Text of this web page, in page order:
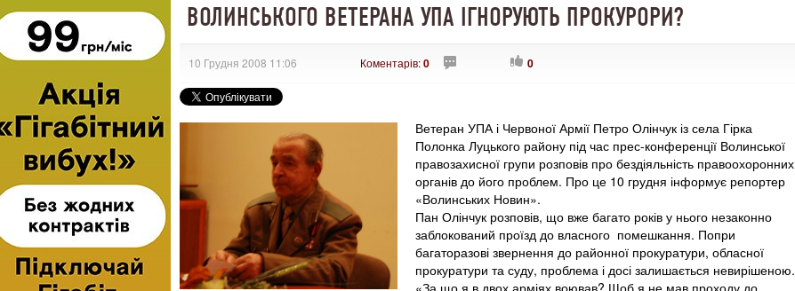
ВОЛИНСЬКОГО ВЕТЕРАНА УПА ІГНОРУЮТЬ ПРОКУРОРИ?
10 Грудня 2008 11:06 Коментарів:0 0
Ветеран УПА і Червоної Армії Петро Олінчук із села Гірка
Полонка Луцького району під час прес-конференції Волинської
правозахисної групи розповів про бездіяльність правоохоронних
органів до його проблем. Про це 10 грудня інформує репортер
«Волинських Новин».
Пан Олінчук розповів, що вже багато років у нього незаконно
заблокований проїзд до власного помешкання. Попри
багаторазові звернення до районної прокуратури, обласної
прокуратури та суду, проблема і досі залишається невирішеною.
«За що я в двох арміях воював? Щоб я не мав проходу до